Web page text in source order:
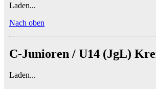
Laden...
Nach oben
C-Junioren / U14 (JgL)
Laden...